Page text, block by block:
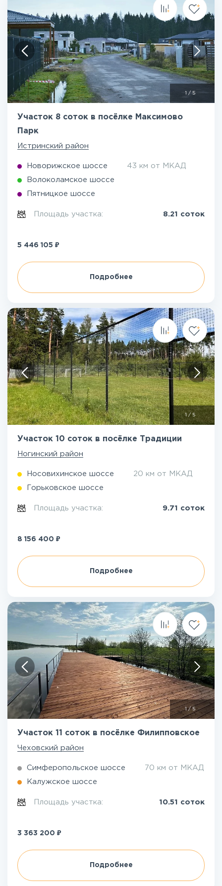
/ 5
Участок 8 соток в посёлке Максимово
Парк
Истринский район
Новорижское шоссе 43 км от МКАД
Волоколамское шоссе
Пятницкое шоссе
Площадь участка: 8.21 соток
5 446 105 ₽
Подробнее
1/5
Участок 10 соток в посёлке Традиции
Ногинский район
Носовихинское шоссе 20 км от МКАД
Горьковское шоссе
Площадь участка: 9.71 соток
8 156 400 ₽
Подробнее
1/5
Участок 11 соток в посёлке Филипповское
Чеховский район
Симферопольское шоссе 70 км от МКАД
Калужское шоссе
Площадь участка: 10.51 соток
3 363 200 ₽
Подробнее